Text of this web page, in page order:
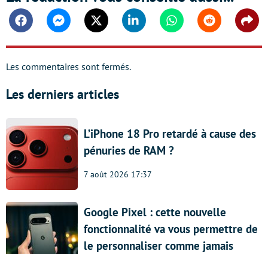
FacebookMessengerTwitter Linkedin WhatsappReddit
Les commentaires sont fermés.
Les derniers articles
L’iPhone 18 Pro retardé à cause des
pénuries de RAM ?
7 août 2026 17:37
Google Pixel : cette nouvelle
fonctionnalité va vous permettre de
le personnaliser comme jamais